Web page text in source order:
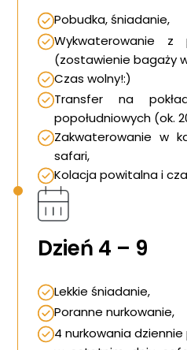
Pobudka, śniadanie,
Wykwaterowanie z
(zostawienie bagaży
Czas wolny!:)
Transfer na
popołudniowych (ok.
Zakwaterowanie w
safari,
Kolacja powitalna i
Dzień 4 – 9
Lekkie śniadanie,
Poranne nurkowanie,
4 nurkowania